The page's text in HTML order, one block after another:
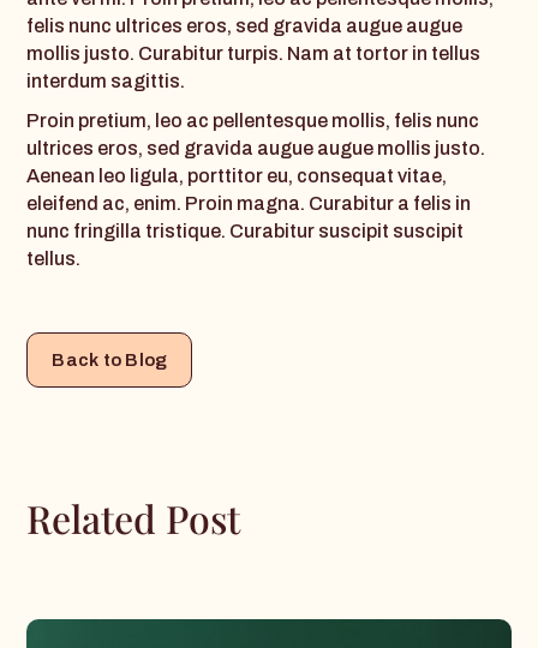
felis nunc ultrices eros, sed gravida augue augue
mollis justo. Curabitur turpis. Nam at tortor in tellus
interdum sagittis.
Proin pretium, leo ac pellentesque mollis, felis nunc
ultrices eros, sed gravida augue augue mollis justo.
Aenean leo ligula, porttitor eu, consequat vitae,
eleifend ac, enim. Proin magna. Curabitur a felis in
nunc fringilla tristique. Curabitur suscipit suscipit
tellus.
Back to Blog
Related Post